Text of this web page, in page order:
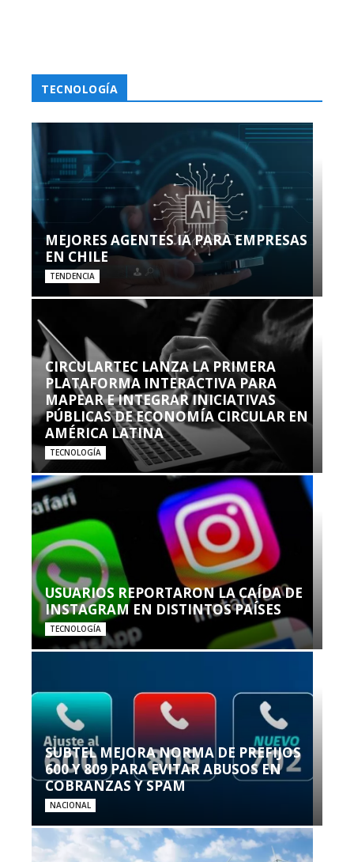
TECNOLOGÍA
MEJORES AGENTES IA PARA EMPRESAS
EN CHILE
TENDENCIA
CIRCULARTEC LANZA LA PRIMERA
PLATAFORMA INTERACTIVA PARA
MAPEAR E INTEGRAR INICIATIVAS
PÚBLICAS DE ECONOMÍA CIRCULAR EN
AMÉRICA LATINA
TECNOLOGÍA
USUARIOS REPORTARON LA CAÍDA DE
INSTAGRAM EN DISTINTOS PAÍSES
TECNOLOGÍA
SUBTEL MEJORA NORMA DE PREFIJOS
600 Y 809 PARA EVITAR ABUSOS EN
COBRANZAS Y SPAM
NACIONAL